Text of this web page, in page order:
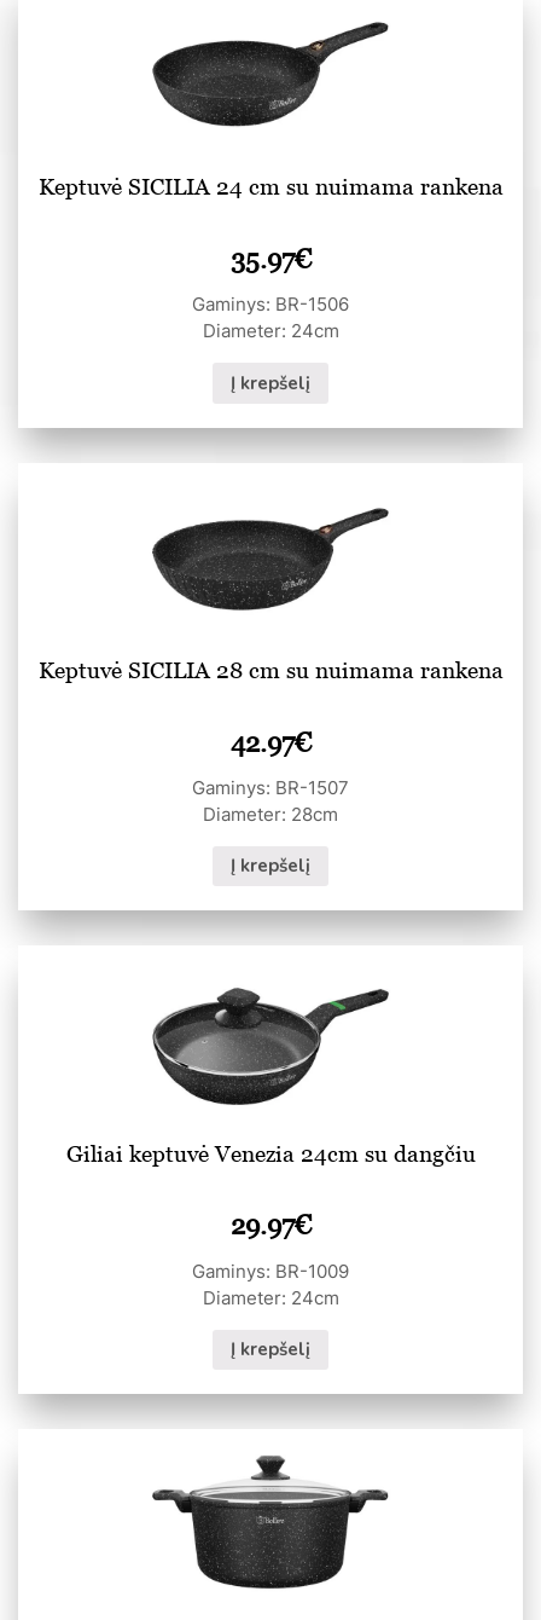
Keptuvė SICILIA 24 cm su nuimama rankena
35.97€
Gaminys: BR-1506
Diameter: 24cm
Į krepšelį
Keptuvė SICILIA 28 cm su nuimama rankena
42.97€
Gaminys: BR-1507
Diameter: 28cm
Į krepšelį
Giliai keptuvė Venezia 24cm su dangčiu
29.97€
Gaminys: BR-1009
Diameter: 24cm
Į krepšelį